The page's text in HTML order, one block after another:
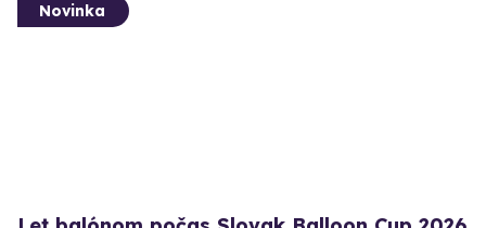
Novinka